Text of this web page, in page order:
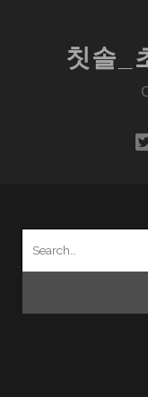
칫솔_